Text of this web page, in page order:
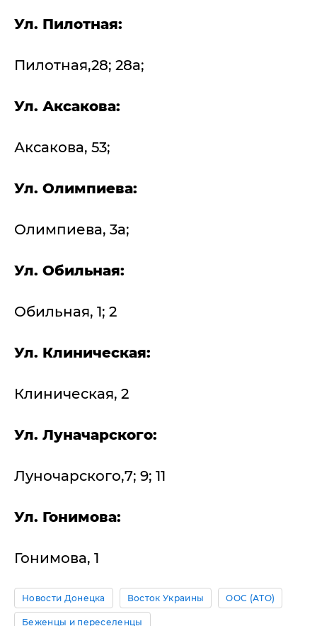
Ул. Пилотная:
Пилотная,28; 28а;
Ул. Аксакова:
Аксакова, 53;
Ул. Олимпиева:
Олимпиева, 3а;
Ул. Обильная:
Обильная, 1; 2
Ул. Клиническая:
Клиническая, 2
Ул. Луначарского:
Луночарского,7; 9; 11
Ул. Гонимова:
Гонимова, 1
Новости Донецка Восток Украины ООС (АТО)
Беженцы и переселенцы